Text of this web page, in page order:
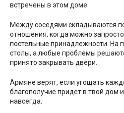
встречены в этом доме.
Между соседями складываются
отношения, когда можно
постельные принадлежности. На
столы, а любые проблемы
принято закрывать двери.
Армяне верят, если угощать
благополучие придет в твой дом
навсегда.